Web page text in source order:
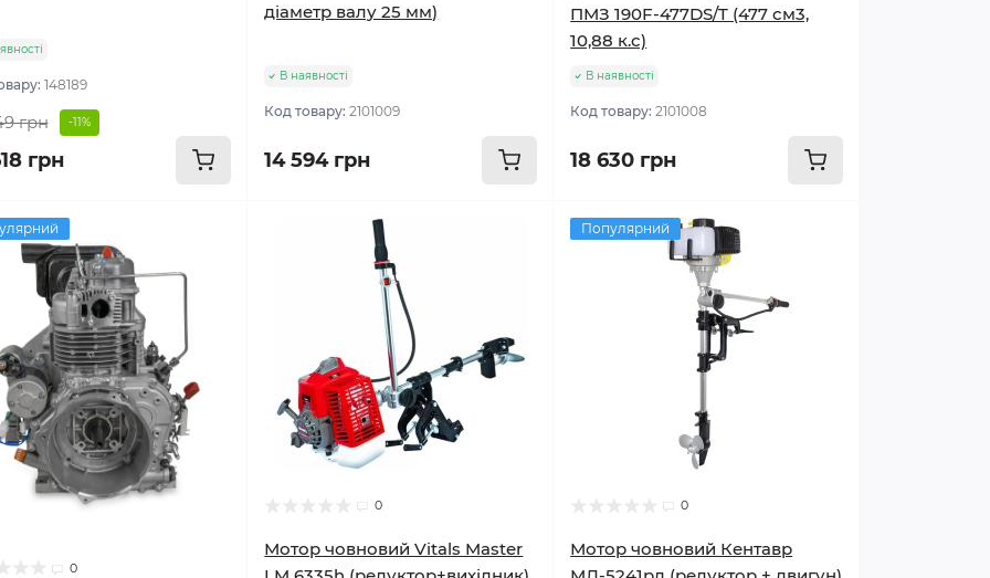
148189
грн -11%
грн
діаметр валу 25 мм)
В наявності
Код товару:2101009
14 594 грн
ПМЗ 190F-477DS/T (477 см3,
10,88 к.с)
В наявності
Код товару:2101008
18 630 грн
0
0
Мотор човновий Vitals Master
Популярний
0
Мотор човновий Кентавр